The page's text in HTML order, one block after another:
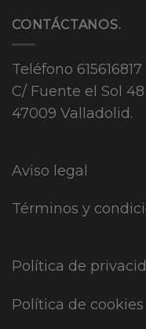
CONTÁCTANOS.
Teléfono 615616817
C/ Fuente el Sol 48
47009 Valladolid.
Aviso legal
Términos y
Política de
Política de cookies